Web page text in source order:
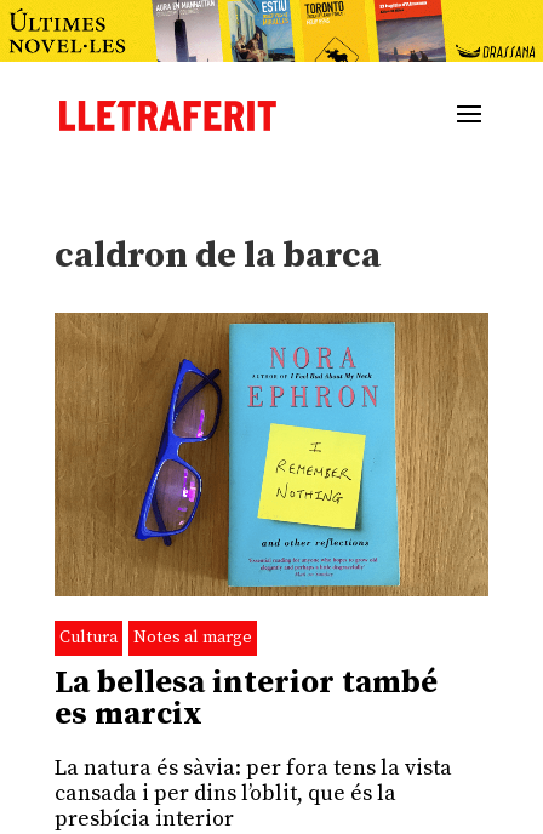
caldron de la barca
Cultura Notes al marge
La bellesa interior també
es marcix
La natura és sàvia: per fora tens la vista
cansada i per dins l’oblit, que és la
presbícia interior